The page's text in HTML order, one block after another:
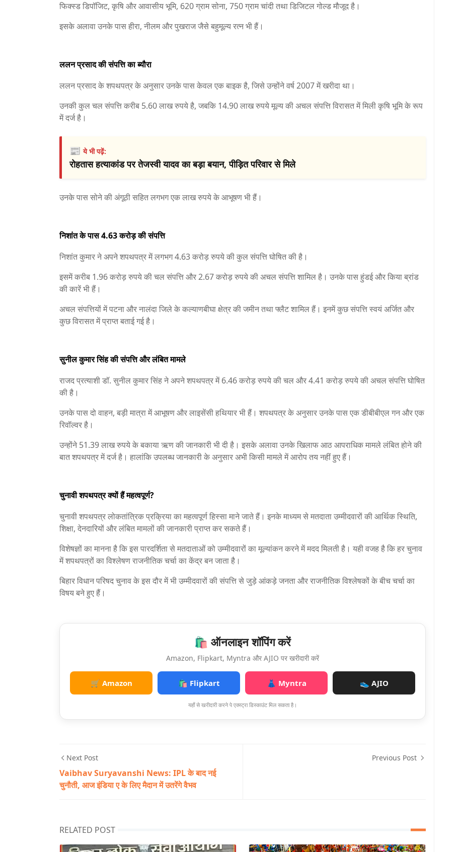
फिक्स्ड डिपॉजिट, कृषि और आवासीय भूमि, 620 ग्राम सोना, 750 ग्राम चांदी तथा डिजिटल गोल्ड मौजूद है।
इसके अलावा उनके पास हीरा, नीलम और पुखराज जैसे बहुमूल्य रत्न भी हैं।
ललन प्रसाद की संपत्ति का ब्यौरा
ललन प्रसाद के शपथपत्र के अनुसार उनके पास केवल एक बाइक है, जिसे उन्होंने वर्ष 2007 में खरीदा था।
उनकी कुल चल संपत्ति करीब 5.60 लाख रुपये है, जबकि 14.90 लाख रुपये मूल्य की अचल संपत्ति विरासत में मिली कृषि भूमि के रूप
में दर्ज है।
📰ये भी पढ़ें:
रोहतास हत्याकांड पर तेजस्वी यादव का बड़ा बयान, पीड़ित परिवार से मिले
उनके पास सोने की अंगूठी सहित लगभग एक लाख रुपये के आभूषण भी हैं।
निशांत के पास 4.63 करोड़ की संपत्ति
निशांत कुमार ने अपने शपथपत्र में लगभग 4.63 करोड़ रुपये की कुल संपत्ति घोषित की है।
इसमें करीब 1.96 करोड़ रुपये की चल संपत्ति और 2.67 करोड़ रुपये की अचल संपत्ति शामिल है। उनके पास हुंडई और किया ब्रांड
की कारें भी हैं।
अचल संपत्तियों में पटना और नालंदा जिले के कल्याणबीघा क्षेत्र की जमीन तथा फ्लैट शामिल हैं। इनमें कुछ संपत्ति स्वयं अर्जित और
कुछ विरासत में प्राप्त बताई गई है।
सुनील कुमार सिंह की संपत्ति और लंबित मामले
राजद प्रत्याशी डॉ. सुनील कुमार सिंह ने अपने शपथपत्र में 6.46 करोड़ रुपये की चल और 4.41 करोड़ रुपये की अचल संपत्ति घोषित
की है।
उनके पास दो वाहन, बड़ी मात्रा में आभूषण और लाइसेंसी हथियार भी हैं। शपथपत्र के अनुसार उनके पास एक डीबीबीएल गन और एक
रिवॉल्वर है।
उन्होंने 51.39 लाख रुपये के बकाया ऋण की जानकारी भी दी है। इसके अलावा उनके खिलाफ आठ आपराधिक मामले लंबित होने की
बात शपथपत्र में दर्ज है। हालांकि उपलब्ध जानकारी के अनुसार अभी किसी मामले में आरोप तय नहीं हुए हैं।
चुनावी शपथपत्र क्यों हैं महत्वपूर्ण?
चुनावी शपथपत्र लोकतांत्रिक प्रक्रिया का महत्वपूर्ण हिस्सा माने जाते हैं। इनके माध्यम से मतदाता उम्मीदवारों की आर्थिक स्थिति,
शिक्षा, देनदारियों और लंबित मामलों की जानकारी प्राप्त कर सकते हैं।
विशेषज्ञों का मानना है कि इस पारदर्शिता से मतदाताओं को उम्मीदवारों का मूल्यांकन करने में मदद मिलती है। यही वजह है कि हर चुनाव
में शपथपत्रों का विश्लेषण राजनीतिक चर्चा का केंद्र बन जाता है।
बिहार विधान परिषद चुनाव के इस दौर में भी उम्मीदवारों की संपत्ति से जुड़े आंकड़े जनता और राजनीतिक विश्लेषकों के बीच चर्चा का
विषय बने हुए हैं।
🛍️ ऑनलाइन शॉपिंग करें
Amazon, Flipkart, Myntra और AJIO पर खरीदारी करें
🛒 Amazon 🛍️ Flipkart 👗 Myntra 👟 AJIO
यहाँ से खरीदारी करने पे एक्स्ट्रा डिस्काउंट मिल सकता है।
Next Post
Vaibhav Suryavanshi News: IPL के बाद नई
चुनौती, आज इंडिया ए के लिए मैदान में उतरेंगे वैभव
Previous Post
RELATED POST